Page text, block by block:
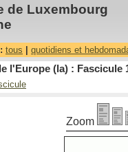
de Luxembourg
tous quotidiens et
l'Europe (la) : Fascicule
Zoom